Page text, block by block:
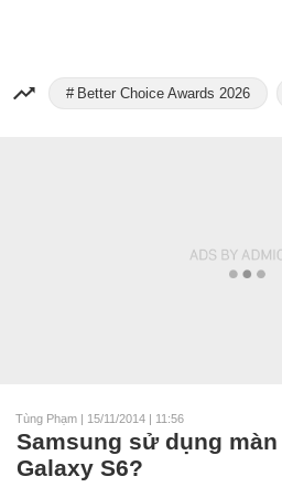
Better Choice Awards 2026
Tùng Phạm | 15/11/2014 | 11:56
Samsung sử dụng
Galaxy S6?